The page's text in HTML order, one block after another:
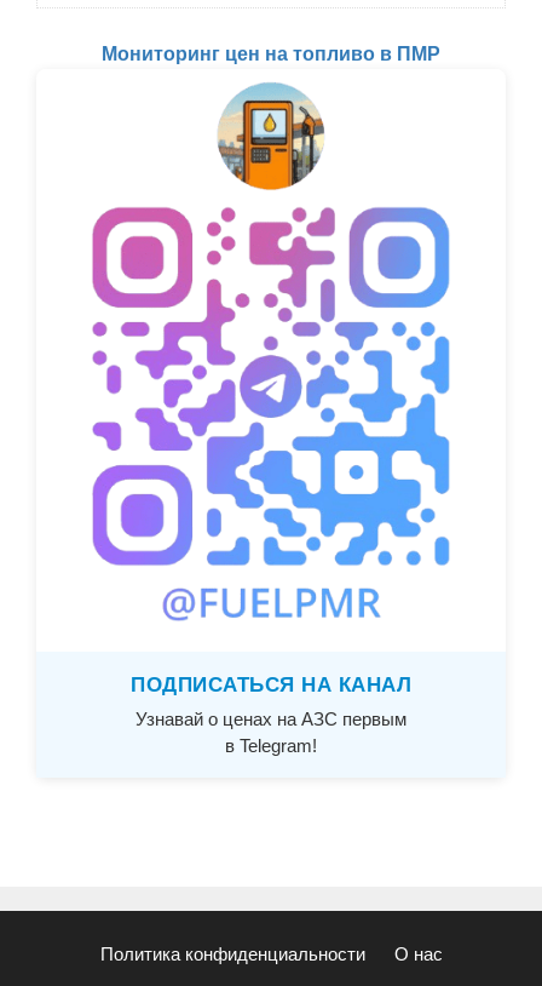
Мониторинг цен на топливо в ПМР
ПОДПИСАТЬСЯ НА КАНАЛ
Узнавай о ценах на АЗС первым
в Telegram!
Политика конфиденциальности О нас